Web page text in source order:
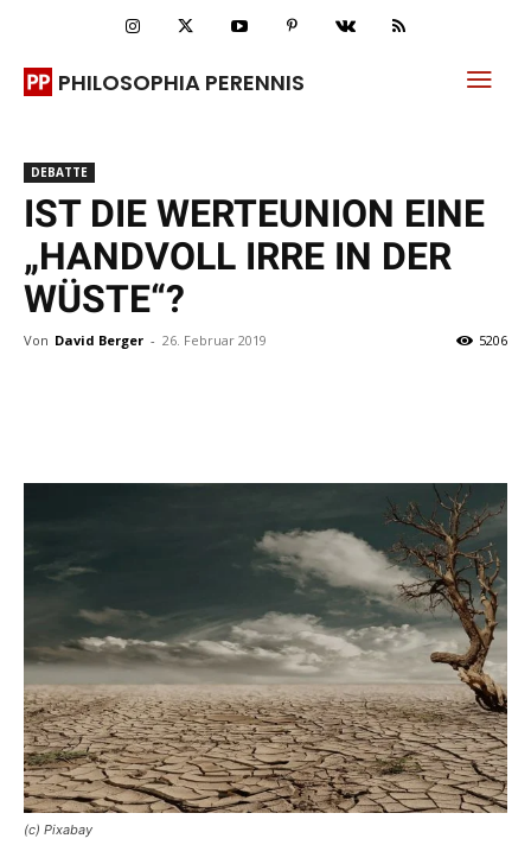
PHILOSOPHIA PERENNIS
DEBATTE
IST DIE WERTEUNION EINE
„HANDVOLL IRRE IN DER
WÜSTE“?
Von David Berger - 26. Februar 2019 5206
(c) Pixabay